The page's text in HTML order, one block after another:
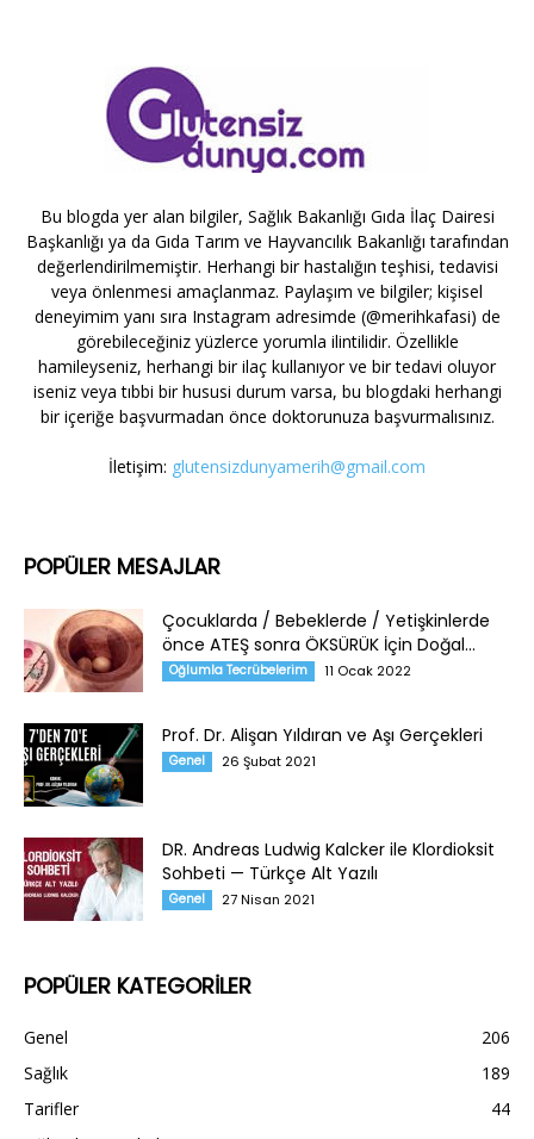
Bu blogda yer alan bilgiler, Sağlık Bakanlığı Gıda İlaç Dairesi
Başkanlığı ya da Gıda Tarım ve Hayvancılık Bakanlığı tarafından
değerlendirilmemiştir. Herhangi bir hastalığın teşhisi, tedavisi
veya önlenmesi amaçlanmaz. Paylaşım ve bilgiler; kişisel
deneyimim yanı sıra Instagram adresimde (@merihkafasi) de
görebileceğiniz yüzlerce yorumla ilintilidir. Özellikle
hamileyseniz, herhangi bir ilaç kullanıyor ve bir tedavi oluyor
iseniz veya tıbbi bir hususi durum varsa, bu blogdaki herhangi
bir içeriğe başvurmadan önce doktorunuza başvurmalısınız.
İletişim: glutensizdunyamerih@gmail.com
POPÜLER MESAJLAR
Çocuklarda / Bebeklerde / Yetişkinlerde
önce ATEŞ sonra ÖKSÜRÜK İçin Doğal...
Oğlumla Tecrübelerim 11 Ocak 2022
Prof. Dr. Alişan Yıldıran ve Aşı Gerçekleri
Genel 26 Şubat 2021
DR. Andreas Ludwig Kalcker ile Klordioksit
Sohbeti — Türkçe Alt Yazılı
Genel 27 Nisan 2021
POPÜLER KATEGORİLER
Genel
206
Sağlık
189
Tarifler
44